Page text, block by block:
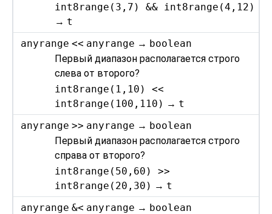
int8range(3,7) && int8range(4,12)
→ t
anyrange << anyrange → boolean
Первый диапазон располагается строго
слева от второго?
int8range(1,10) <<
int8range(100,110) → t
anyrange >> anyrange → boolean
Первый диапазон располагается строго
справа от второго?
int8range(50,60) >>
int8range(20,30) → t
anyrange &< anyrange → boolean